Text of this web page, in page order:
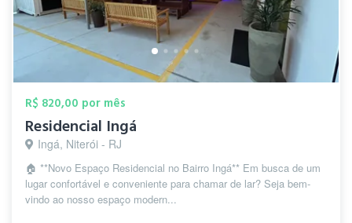
R$ 820,00 por mês
Residencial Ingá
Ingá, Niterói - RJ
🏠 **Novo Espaço Residencial no Bairro Ingá** Em busca de um
lugar confortável e conveniente para chamar de lar? Seja bem-
vindo ao nosso espaço modern...